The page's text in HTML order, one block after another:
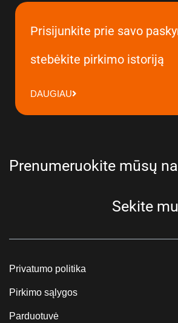
Prisijunkite prie savo
stebėkite pirkimo istoriją
DAUGIAU
Prenumeruokite mūsų
Sekite
Privatumo politika
Pirkimo sąlygos
Parduotuvė